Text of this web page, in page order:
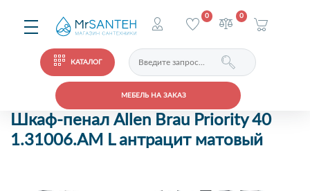
КАТАЛОГ
МЕБЕЛЬ НА ЗАКАЗ
0 0
Шкаф-пенал Allen Brau Priority 40
1.31006.AM L антрацит матовый